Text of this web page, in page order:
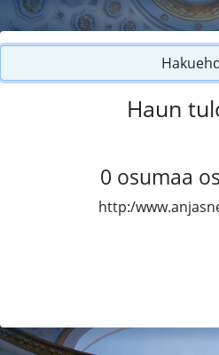
Haun
0 osumaa
http:/